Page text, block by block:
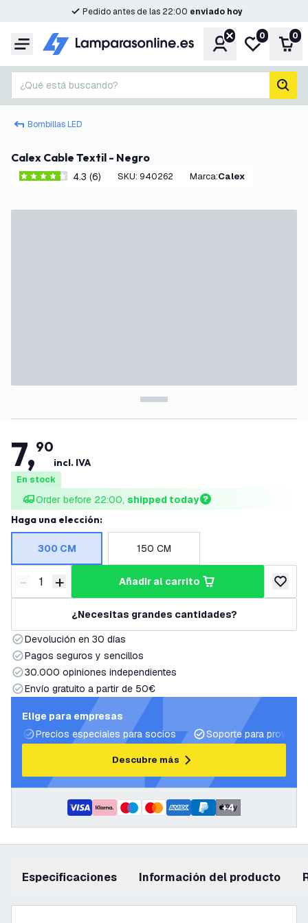
Pedido antes de las 22:00 enviado hoy
Menú CuentaMi lista de
0 0
¿Qué está buscando?
Bombillas LED
Calex Cable Textil - Negro
4.3 estrellas de puntuación
4.3 (6) SKU: 940262 Marca: Calex
7,90
incl. IVA
En stock
Order before 22:00, shipped today
Haga una elección:
300 CM 150 CM
Disminuir cantidad
- Aumentar cantidad
+ añadir al carrito
añadir
¿Necesitas grandes cantidades?
Devolución en 30 días
Pagos seguros y sencillos
30.000 opiniones independientes
Envío gratuito a partir de 50€
Elige para empresas
Precios especiales para socios
Soporte para
Descubre más
+4
Especificaciones información del producto